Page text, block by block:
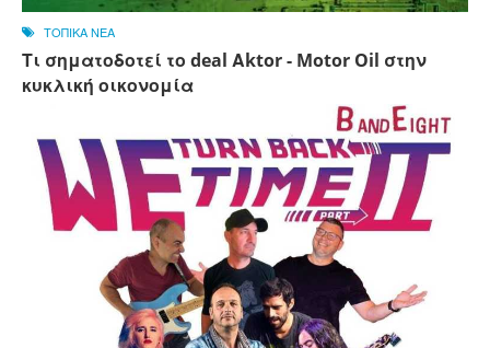
ΤΟΠΙΚΑ ΝΕΑ
Τι σηματοδοτεί το deal Αktor - Motor Oil στην
κυκλική οικονομία